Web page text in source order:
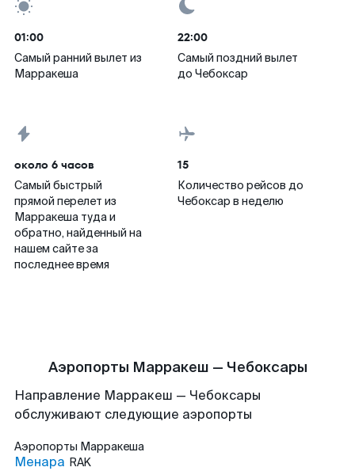
01:00
Самый ранний вылет из
Марракеша
22:00
Самый поздний вылет
до Чебоксар
около 6 часов
Самый быстрый
прямой перелет из
Марракеша туда и
обратно, найденный на
нашем сайте за
последнее время
15
Количество рейсов до
Чебоксар в неделю
Аэропорты Марракеш — Чебоксары
Направление Марракеш — Чебоксары
обслуживают следующие аэропорты
Аэропорты Марракеша
Менара RAK